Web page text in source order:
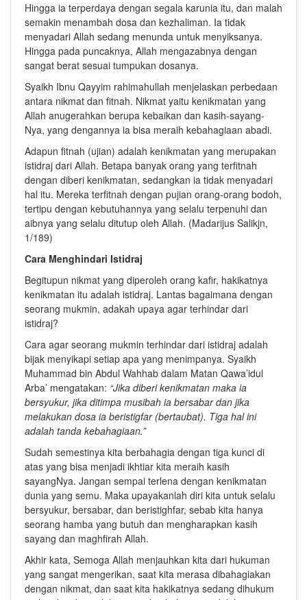
Hingga ia terperdaya dengan segala karunia itu, dan malah
semakin menambah dosa dan kezhaliman. Ia tidak
menyadari Allah sedang menunda untuk menyiksanya.
Hingga pada puncaknya, Allah mengazabnya dengan
sangat berat sesuai tumpukan dosanya.
Syaikh Ibnu Qayyim rahimahullah menjelaskan perbedaan
antara nikmat dan fitnah. Nikmat yaitu kenikmatan yang
Allah anugerahkan berupa kebaikan dan kasih-sayang-
Nya, yang dengannya ia bisa meraih kebahagiaan abadi.
Adapun fitnah (ujian) adalah kenikmatan yang merupakan
istidraj dari Allah. Betapa banyak orang yang terfitnah
dengan diberi kenikmatan, sedangkan ia tidak menyadari
hal itu. Mereka terfitnah dengan pujian orang-orang bodoh,
tertipu dengan kebutuhannya yang selalu terpenuhi dan
aibnya yang selalu ditutup oleh Allah. (Madarijus Salikjn,
1/189)
Cara Menghindari Istidraj
Begitupun nikmat yang diperoleh orang kafir, hakikatnya
kenikmatan itu adalah istidraj. Lantas bagaimana dengan
seorang mukmin, adakah upaya agar terhindar dari
istidraj?
Cara agar seorang mukmin terhindar dari istidraj adalah
bijak menyikapi setiap apa yang menimpanya. Syaikh
Muhammad bin Abdul Wahhab dalam Matan Qawa’idul
Arba’ mengatakan: “Jika diberi kenikmatan maka ia
bersyukur, jika ditimpa musibah ia bersabar dan jika
melakukan dosa ia beristigfar (bertaubat). Tiga hal ini
adalah tanda kebahagiaan.”
Sudah semestinya kita berbahagia dengan tiga kunci di
atas yang bisa menjadi ikhtiar kita meraih kasih
sayangNya. Jangan sempai terlena dengan kenikmatan
dunia yang semu. Maka upayakanlah diri kita untuk selalu
bersyukur, bersabar, dan beristighfar, sebab kita hanya
seorang hamba yang butuh dan mengharapkan kasih
sayang dan maghfirah Allah.
Akhir kata, Semoga Allah menjauhkan kita dari hukuman
yang sangat mengerikan, saat kita merasa dibahagiakan
dengan nikmat, dan saat kita hakikatnya sedang dihukum